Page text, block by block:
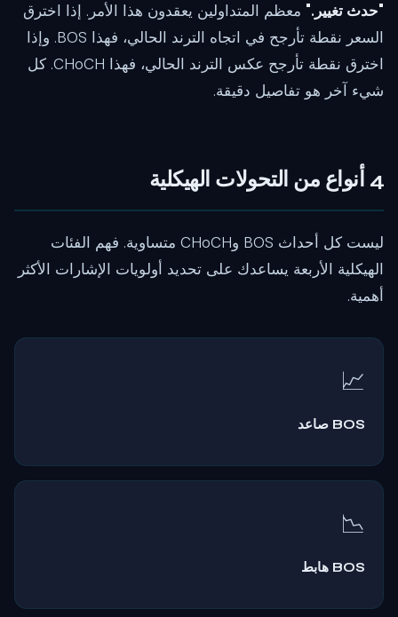
"حدث تغيير." معظم المتداولين يعقدون هذا الأمر. إذا اخترق
السعر نقطة تأرجح في اتجاه الترند الحالي، فهذا BOS. وإذا
اخترق نقطة تأرجح عكس الترند الحالي، فهذا CHoCH. كل
شيء آخر هو تفاصيل دقيقة.
4 أنواع من التحولات الهيكلية
ليست كل أحداث BOS وCHoCH متساوية. فهم الفئات
الهيكلية الأربعة يساعدك على تحديد أولويات الإشارات الأكثر
أهمية.
📈
BOS صاعد
الهيكلي الأكثر شيوعاً — فهو ببساطة يؤكد استمرار الاتجاه الصاعد. كل
📉
BOS هابط
البائعين في السيطرة. كل BOS هابط يشير إلى استمرار الاتجاه